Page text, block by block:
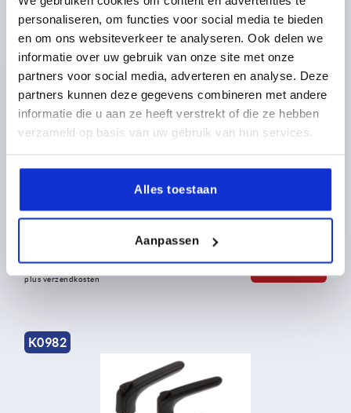
personaliseren, om functies voor social media te bieden
en om ons websiteverkeer te analyseren. Ook delen we
informatie over uw gebruik van onze site met onze
partners voor social media, adverteren en analyse. Deze
partners kunnen deze gegevens combineren met andere
informatie die u aan ze heeft verstrekt of die ze hebben
verzameld op basis van uw gebruik van hun services.
Alles toestaan
Aanpassen
K0982
Klemhefboom kunststof ergonomisch met inwendige
plus verzendkosten
DETAILS
K0982